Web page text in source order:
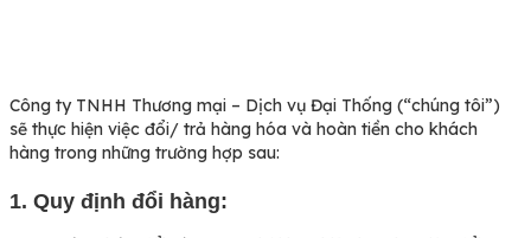
Công ty TNHH Thương mại – Dịch vụ Đại Thống (“chúng tôi”)
sẽ thực hiện việc đổi/ trả hàng hóa và hoàn tiền cho khách
hàng trong những trường hợp sau:
1. Quy định đổi hàng: